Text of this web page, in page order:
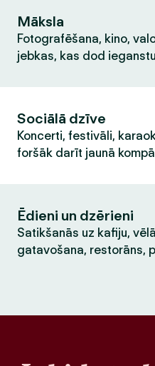
Māksla
Fotografēšana, kino,
jebkas, kas dod
Sociālā dzīve
Koncerti, festivāli,
foršāk darīt jaunā
Ēdieni un dzērieni
Satikšanās uz kafiju,
gatavošana, restorāns,